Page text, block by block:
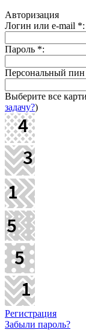
Авторизация
Логин или e-mail *:
Пароль *:
Персональный пин
Выберите все
задачу?)
Регистрация
Забыли пароль?